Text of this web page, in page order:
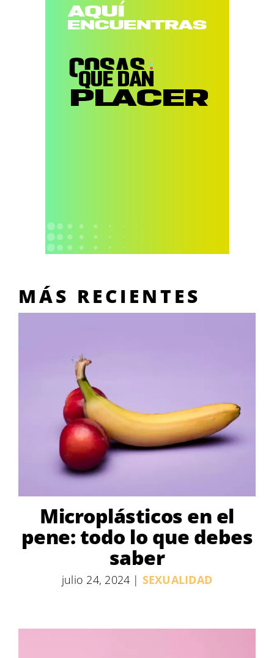
MÁS RECIENTES
Microplásticos en el
pene: todo lo que debes
saber
julio 24, 2024 | SEXUALIDAD